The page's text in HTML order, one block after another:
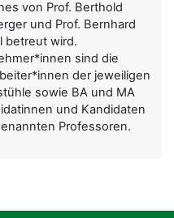
von Prof. Berthold
und Prof. Bernhard
betreut wird.
sind die
der jeweiligen
sowie BA und MA
und Kandidaten
Professoren.